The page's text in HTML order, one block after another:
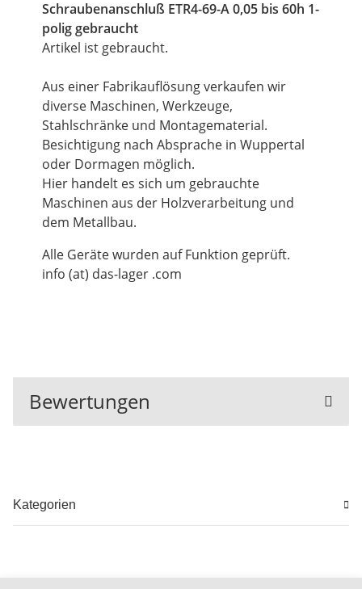
Schraubenanschluß ETR4-69-A 0,05 bis 60h 1-
polig gebraucht
Artikel ist gebraucht.
Aus einer Fabrikauflösung verkaufen wir
diverse Maschinen, Werkzeuge,
Stahlschränke und Montagematerial.
Besichtigung nach Absprache in Wuppertal
oder Dormagen möglich.
Hier handelt es sich um gebrauchte
Maschinen aus der Holzverarbeitung und
dem Metallbau.
Alle Geräte wurden auf Funktion geprüft.
info (at) das-lager .com
Bewertungen
Kategorien